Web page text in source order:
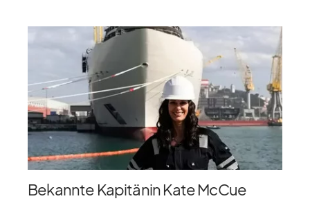
Bekannte Kapitänin Kate McCue